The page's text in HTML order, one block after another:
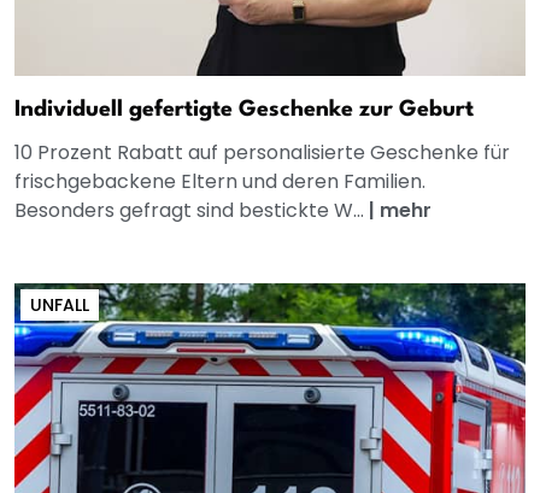
Individuell gefertigte Geschenke zur Geburt
10 Prozent Rabatt auf personalisierte Geschenke für
frischgebackene Eltern und deren Familien.
Besonders gefragt sind bestickte W... | mehr
UNFALL